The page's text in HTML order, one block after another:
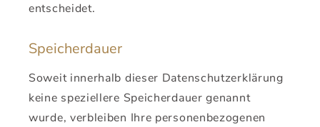
entscheidet.
Speicherdauer
Soweit innerhalb dieser Datenschutzerklärung
keine speziellere Speicherdauer genannt
wurde, verbleiben Ihre personenbezogenen